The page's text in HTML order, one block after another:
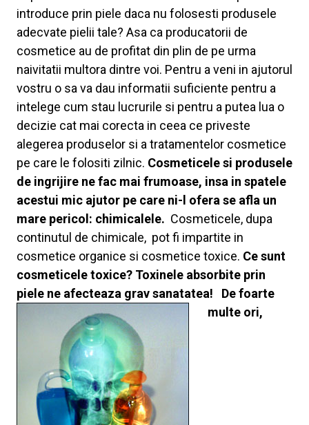
introduce prin piele daca nu folosesti produsele
adecvate pielii tale? Asa ca producatorii de
cosmetice au de profitat din plin de pe urma
naivitatii multora dintre voi. Pentru a veni in ajutorul
vostru o sa va dau informatii suficiente pentru a
intelege cum stau lucrurile si pentru a putea lua o
decizie cat mai corecta in ceea ce priveste
alegerea produselor si a tratamentelor cosmetice
pe care le folositi zilnic. Cosmeticele si produsele
de ingrijire ne fac mai frumoase, insa in spatele
acestui mic ajutor pe care ni-l ofera se afla un
mare pericol: chimicalele. Cosmeticele, dupa
continutul de chimicale, pot fi impartite in
cosmetice organice si cosmetice toxice. Ce sunt
cosmeticele toxice? Toxinele absorbite prin
piele ne afecteaza grav sanatatea!
De foarte
multe ori,